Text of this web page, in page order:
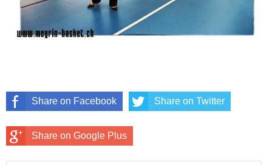
Share on Facebook Share on Twitter
Share on Google Plus